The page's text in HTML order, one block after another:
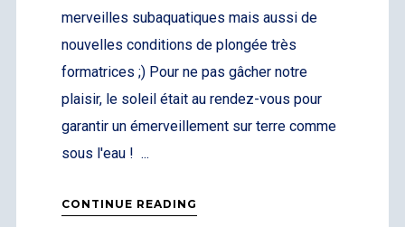
merveilles subaquatiques mais aussi de
nouvelles conditions de plongée très
formatrices ;) Pour ne pas gâcher notre
plaisir, le soleil était au rendez-vous pour
garantir un émerveillement sur terre comme
sous l'eau ! ...
CONTINUE READING